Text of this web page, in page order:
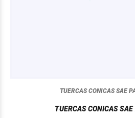
TUERCAS CONICAS SAE
TUERCAS CONICAS